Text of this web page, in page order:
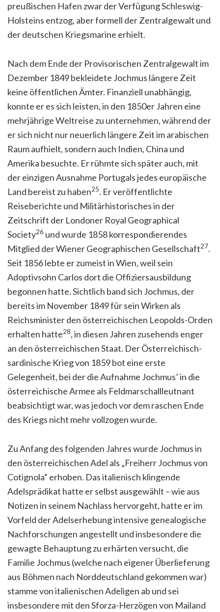
preußischen Hafen zwar der Verfügung Schleswig-
Holsteins entzog, aber formell der Zentralgewalt und
der deutschen Kriegsmarine erhielt.
Nach dem Ende der Provisorischen Zentralgewalt im
Dezember 1849 bekleidete Jochmus längere Zeit
keine öffentlichen Ämter. Finanziell unabhängig,
konnte er es sich leisten, in den 1850er Jahren eine
mehrjährige Weltreise zu unternehmen, während der
er sich nicht nur neuerlich längere Zeit im arabischen
Raum aufhielt, sondern auch Indien, China und
Amerika besuchte. Er rühmte sich später auch, mit
der einzigen Ausnahme Portugals jedes europäische
Land bereist zu haben25. Er veröffentlichte
Reiseberichte und Militärhistorisches in der
Zeitschrift der Londoner Royal Geographical
Society26 und wurde 1858 korrespondierendes
Mitglied der Wiener Geographischen Gesellschaft27.
Seit 1856 lebte er zumeist in Wien, weil sein
Adoptivsohn Carlos dort die Offiziersausbildung
begonnen hatte. Sichtlich band sich Jochmus, der
bereits im November 1849 für sein Wirken als
Reichsminister den österreichischen Leopolds-Orden
erhalten hatte28, in diesen Jahren zusehends enger
an den österreichischen Staat. Der Österreichisch-
sardinische Krieg von 1859 bot eine erste
Gelegenheit, bei der die Aufnahme Jochmus’ in die
österreichische Armee als Feldmarschallleutnant
beabsichtigt war, was jedoch vor dem raschen Ende
des Kriegs nicht mehr vollzogen wurde.
Zu Anfang des folgenden Jahres wurde Jochmus in
den österreichischen Adel als „Freiherr Jochmus von
Cotignola“ erhoben. Das italienisch klingende
Adelsprädikat hatte er selbst ausgewählt – wie aus
Notizen in seinem Nachlass hervorgeht, hatte er im
Vorfeld der Adelserhebung intensive genealogische
Nachforschungen angestellt und insbesondere die
gewagte Behauptung zu erhärten versucht, die
Familie Jochmus (welche nach eigener Überlieferung
aus Böhmen nach Norddeutschland gekommen war)
stamme von italienischen Adeligen ab und sei
insbesondere mit den Sforza-Herzögen von Mailand